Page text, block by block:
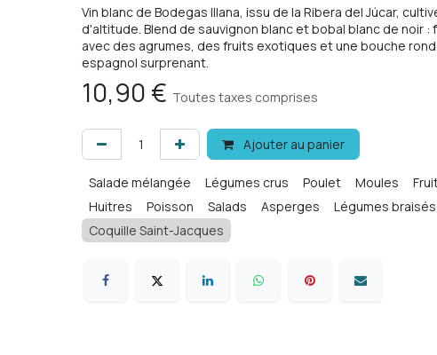
Vin blanc de Bodegas Illana, issu de la Ribera del Júcar,
d'altitude. Blend de sauvignon blanc et bobal blanc de noir :
avec des agrumes, des fruits exotiques et une bouche
espagnol surprenant.
10,90 € Toutes taxes comprises
Ajouter au panier
Salade mélangée Légumes crus Poulet Moules
Huitres
Poisson Salads Asperges Légumes braisés
Coquille Saint-Jacques